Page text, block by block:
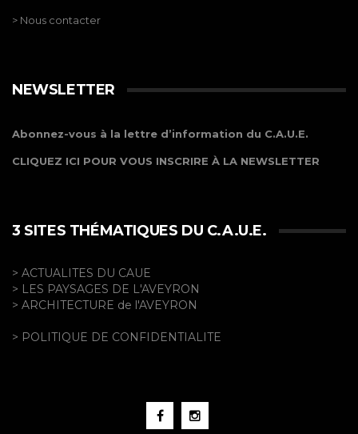
> Nous contacter
NEWSLETTER
Abonnez-vous à la lettre d’information du C.A.U.E.
CLIQUEZ ICI POUR VOUS INSCRIRE À LA NEWSLETTER
3 SITES THÉMATIQUES DU C.A.U.E.
> ACTUALITES DU CAUE
> LES PAYSAGES DE L'AVEYRON
> ARCHITECTURE de l'AVEYRON
> POLITIQUE DE CONFIDENTIALITE